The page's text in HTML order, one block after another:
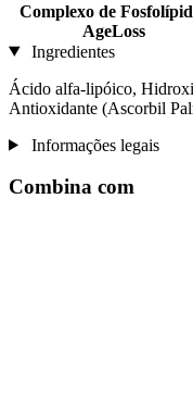
Complexo de
AgeLoss
Ingredientes
Ácido alfa-lipóico,
Antioxidante (Ascorbil
Informações legais
Combina com